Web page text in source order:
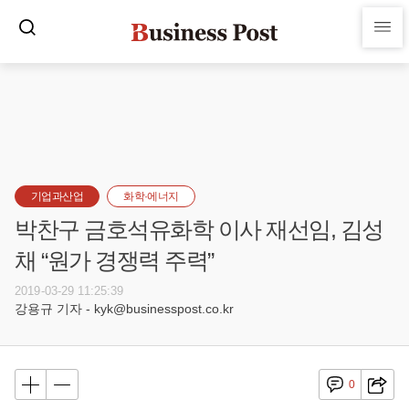
기업과산업 화학·에너지
박찬구 금호석유화학 이사 재선임, 김성
채 “원가 경쟁력 주력”
2019-03-29 11:25:39
강용규 기자 - kyk@businesspost.co.kr
0